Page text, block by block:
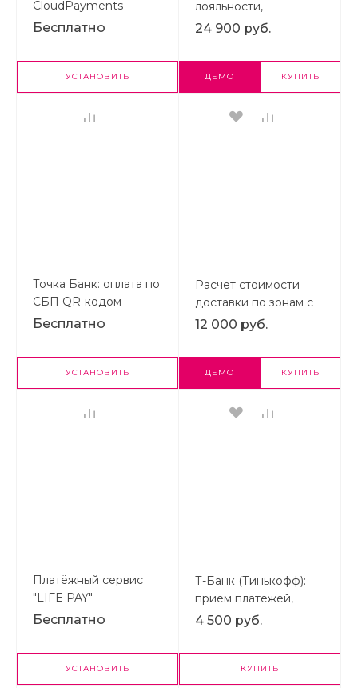
CloudPayments
Бесплатно
УСТАНОВИТЬ
лояльности,
реферальная система,
оплата бонусами и
вывод баллов
24 900 руб.
ДЕМО КУПИТЬ
Точка Банк: оплата по
СБП QR-кодом
Бесплатно
УСТАНОВИТЬ
Расчет стоимости
доставки по зонам с
подсказками от
12 000 руб.
ДЕМО КУПИТЬ
Платёжный сервис
"LIFE PAY"
Бесплатно
УСТАНОВИТЬ
Т-Банк (Тинькофф):
прием платежей,
эквайринг,
Быстрых Платежей
4 500 руб.
КУПИТЬ